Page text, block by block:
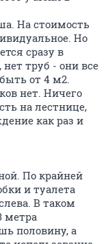
На стоимость
Но
сразу в
труб - они все
от 4 м2.
нет. Ничего
на лестнице,
как раз и
По крайней
и туалета
В таком
метра
половину, а